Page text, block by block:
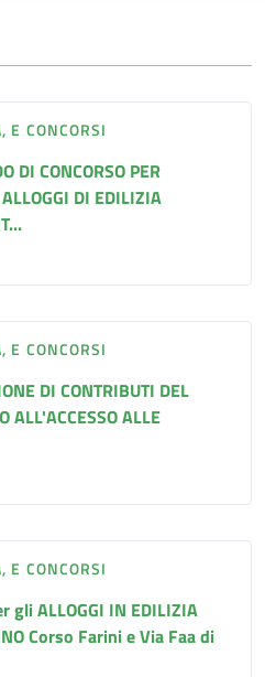
E CONCORSI
DI CONCORSO PER
DI EDILIZIA
E CONCORSI
DI CONTRIBUTI DEL
ALL'ACCESSO ALLE
E CONCORSI
gli ALLOGGI IN EDILIZIA
Corso Farini e Via Faa di